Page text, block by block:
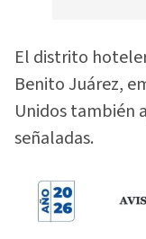
El distrito
Benito Juárez,
Unidos también
señaladas.